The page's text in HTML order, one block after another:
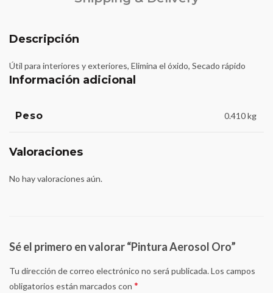
Descripción
Útil para interiores y exteriores, Elimina el óxido, Secado rápido
Información adicional
Peso 0.410 kg
Valoraciones
No hay valoraciones aún.
Sé el primero en valorar “Pintura Aerosol Oro”
Tu dirección de correo electrónico no será publicada.Los campos
obligatorios están marcados con *